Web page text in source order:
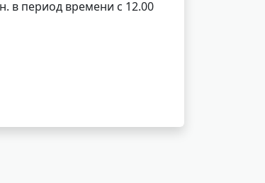
в период времени с 12.00